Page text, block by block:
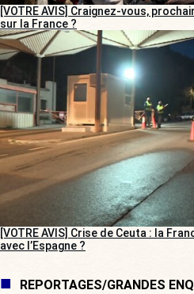
[VOTRE AVIS] Craignez-vous,
sur la France ?
[VOTRE AVIS] Crise de Ceuta : la
avec l’Espagne ?
REPORTAGES/GRANDES